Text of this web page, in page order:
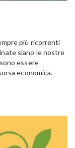
più ricorrenti
siano le nostre
essere
economica.